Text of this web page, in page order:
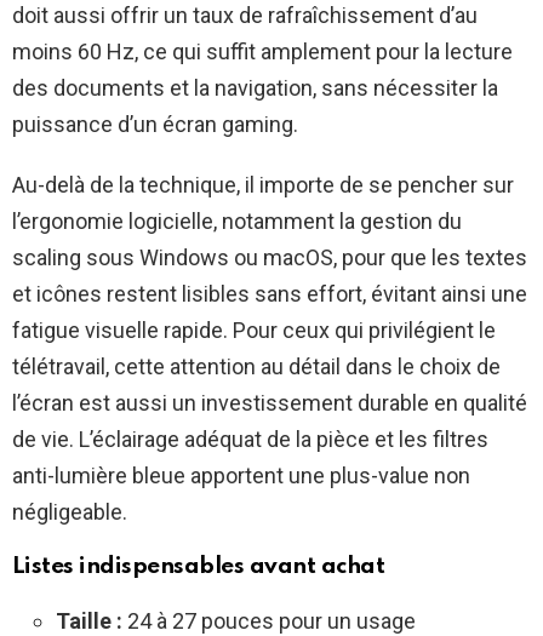
doit aussi offrir un taux de rafraîchissement d’au
moins 60 Hz, ce qui suffit amplement pour la lecture
des documents et la navigation, sans nécessiter la
puissance d’un écran gaming.
Au-delà de la technique, il importe de se pencher sur
l’ergonomie logicielle, notamment la gestion du
scaling sous Windows ou macOS, pour que les textes
et icônes restent lisibles sans effort, évitant ainsi une
fatigue visuelle rapide. Pour ceux qui privilégient le
télétravail, cette attention au détail dans le choix de
l’écran est aussi un investissement durable en qualité
de vie. L’éclairage adéquat de la pièce et les filtres
anti-lumière bleue apportent une plus-value non
négligeable.
Listes indispensables avant achat
Taille : 24 à 27 pouces pour un usage